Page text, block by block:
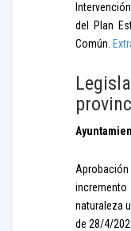
del Plan
Común.
naturaleza
de 28/4/